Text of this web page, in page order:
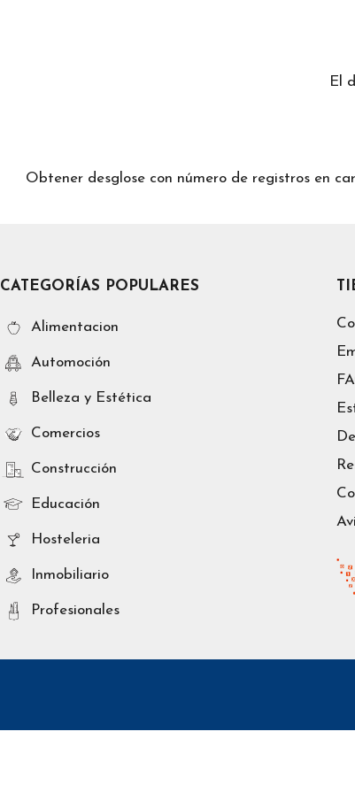
El
Obtener desglose con número de registros en
CATEGORÍAS POPULARES
Alimentacion
Automoción
Belleza y Estética
Comercios
Construcción
Educación
Hosteleria
Inmobiliario
Profesionales